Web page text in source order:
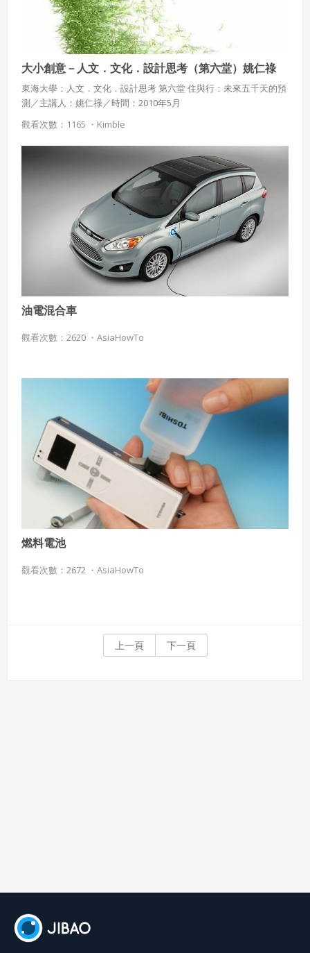
大小創意－人文．文化．設計思考（第六堂）姚仁祿
東海大學：人文．文化．設計思考 第六堂 住與行：未來五千天的預
測／主講人：姚仁祿／時間：2010年5月
觀看次數：1165 ・ Kimble
油電混合車
觀看次數：2620 ・ AsiaHowTo
燃料電池
觀看次數：2672 ・ AsiaHowTo
上一頁 下一頁